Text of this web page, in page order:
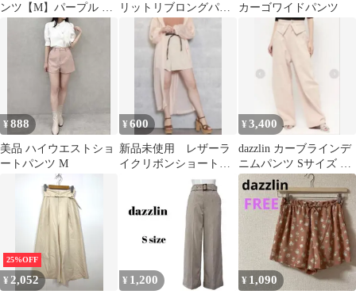
ンツ【M】パープル 無
地/シンプル ハイウエス
リットリブロングパン
ツ 薄グリーン ウエ
ストゴム F
カーゴワイドパンツ
¥888
美品 ハイウエストショ
ートパンツ M
¥600
新品未使用 レザーラ
イクリボンショートパ
¥3,400
dazzlin カーブラインデ
ニムパンツ Sサイズ ピ
ンク
25%OFF
¥2,052 ¥ 1,200 ¥ 1,090